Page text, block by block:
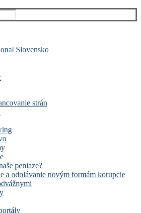
strán
peniaze?
a odolávanie novým formám korupcie